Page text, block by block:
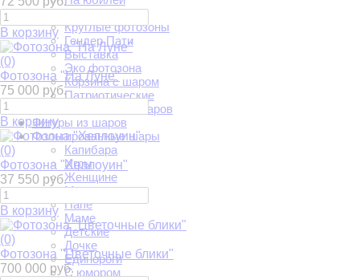
Любовь
Круглые фотозоны
Гендер Пати
Выставка
Эко фотозона
Корзина с шаром
Патриотические
Фотозоны из шаров
Фигуры из шаров
Фольгированные шары
Капибара
Игры
Женщине
Мужчине
Папе
Маме
Детские
Дочке
Единороги
С юмором
В корзину
(0)
Фотозона "На Луне"
75 000 руб.
В корзину
(0)
Фотозона "Хеллоуин"
37 550 руб.
В корзину
(0)
Фотозона "Цветочные блики"
700 000 руб.